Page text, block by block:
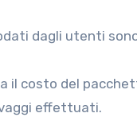
dagli utenti
il costo del
effettuati.